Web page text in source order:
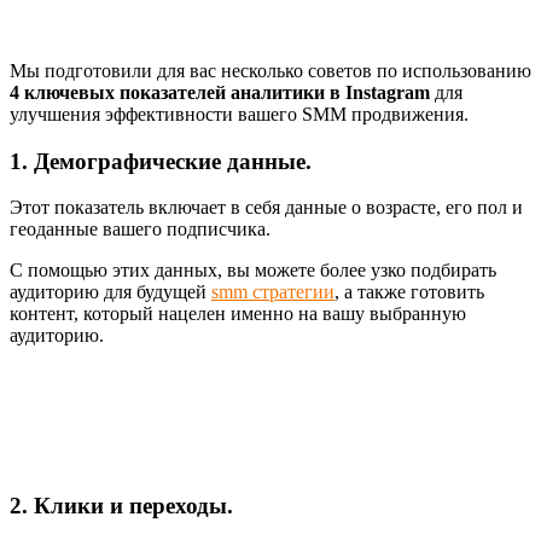
Мы подготовили для вас несколько советов по использованию
4 ключевых показателей аналитики в Instagram для
улучшения эффективности вашего SMM продвижения.
1. Демографические данные.
Этот показатель включает в себя данные о возрасте, его пол и
геоданные вашего подписчика.
С помощью этих данных, вы можете более узко подбирать
аудиторию для будущей smm стратегии, а также готовить
контент, который нацелен именно на вашу выбранную
аудиторию.
2. Клики и переходы.